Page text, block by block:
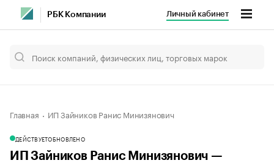
РБК Компании Личный кабинет
Главная ИП Зайников Ранис Минизянович
ДЕЙСТВУЕТОБНОВЛЕНО
ИП Зайников Ранис Минизянович —